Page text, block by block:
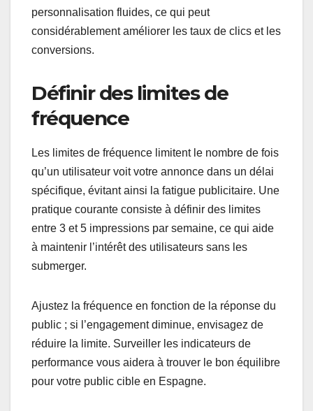
personnalisation fluides, ce qui peut
considérablement améliorer les taux de clics et les
conversions.
Définir des limites de
fréquence
Les limites de fréquence limitent le nombre de fois
qu’un utilisateur voit votre annonce dans un délai
spécifique, évitant ainsi la fatigue publicitaire. Une
pratique courante consiste à définir des limites
entre 3 et 5 impressions par semaine, ce qui aide
à maintenir l’intérêt des utilisateurs sans les
submerger.
Ajustez la fréquence en fonction de la réponse du
public ; si l’engagement diminue, envisagez de
réduire la limite. Surveiller les indicateurs de
performance vous aidera à trouver le bon équilibre
pour votre public cible en Espagne.